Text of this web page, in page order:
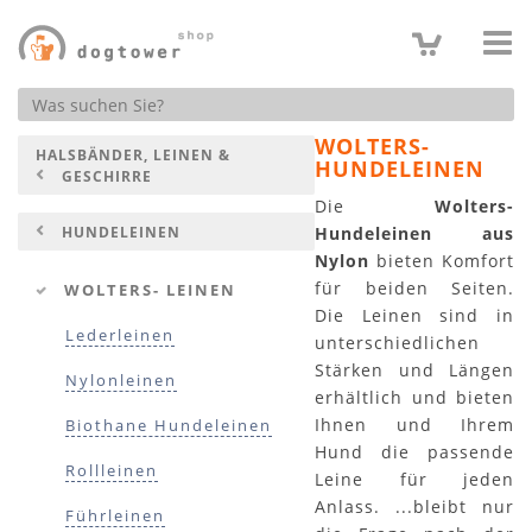
Produktsuche
HALSBÄNDER, LEINEN &
GESCHIRRE
HUNDELEINEN
WOLTERS- LEINEN
Lederleinen
Nylonleinen
Biothane Hundeleinen
Rollleinen
Führleinen
WOLTERS-
HUNDELEINEN
Die Wolters-
Hundeleinen aus
Nylon bieten Komfort
für beiden Seiten.
Die Leinen sind in
unterschiedlichen
Stärken und Längen
erhältlich und bieten
Ihnen und Ihrem
Hund die passende
Leine für jeden
Anlass. ...bleibt nur